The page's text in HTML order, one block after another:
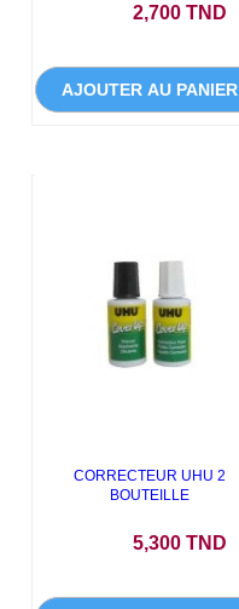
2,700 TND
AJOUTER AU PANIER
CORRECTEUR UHU 2
BOUTEILLE
5,300 TND